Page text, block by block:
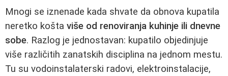
Mnogi se iznenade kada shvate da obnova kupatila
neretko košta više od renoviranja kuhinje ili dnevne
sobe. Razlog je jednostavan: kupatilo objedinjuje
više različitih zanatskih disciplina na jednom mestu.
Tu su vodoinstalaterski radovi, elektroinstalacije,